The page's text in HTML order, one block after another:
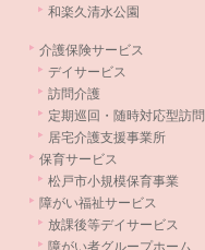
和楽久清水公園
介護保険サービス
デイサービス
訪問介護
定期巡回・随時対応型訪
居宅介護支援事業所
保育サービス
松戸市小規模保育事業
障がい福祉サービス
放課後等デイサービス
障がい者グループホーム